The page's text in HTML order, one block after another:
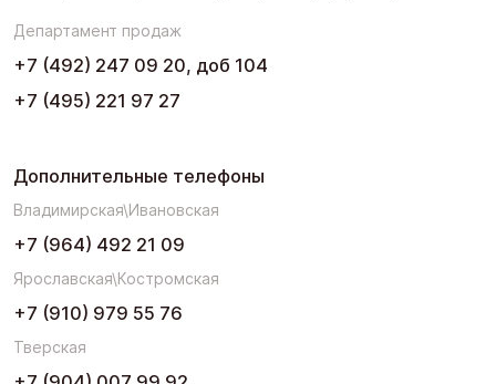
Департамент продаж
+7 (492) 247 09 20, доб 104
+7 (495) 221 97 27
Дополнительные телефоны
Владимирская\Ивановская
+7 (964) 492 21 09
Ярославская\Костромская
+7 (910) 979 55 76
Тверская